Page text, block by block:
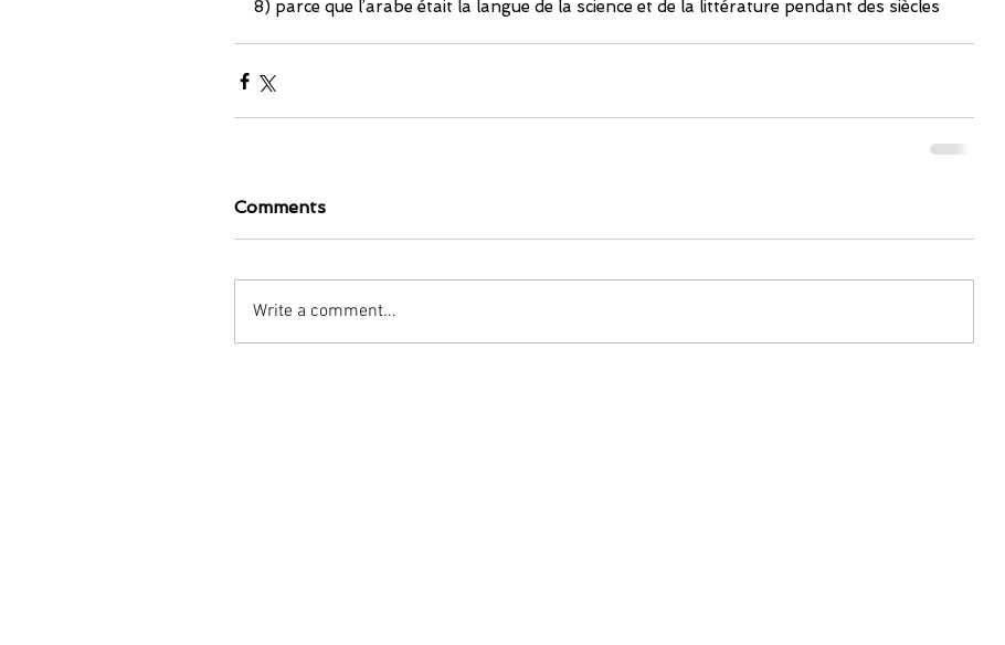
8) parce que l’arabe était la langue de la science et de la littérature pendant des siècles
Comments
Write a comment...